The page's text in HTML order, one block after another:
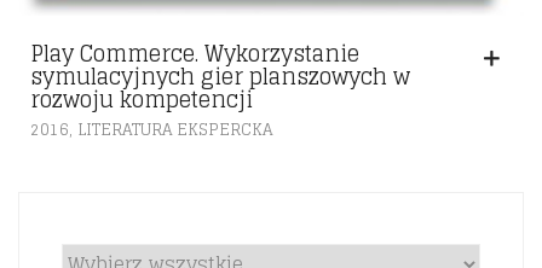
Play Commerce. Wykorzystanie
symulacyjnych gier planszowych w
rozwoju kompetencji
2016, LITERATURA EKSPERCKA